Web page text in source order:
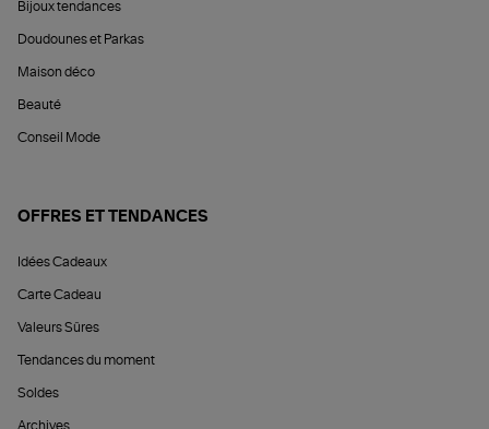
Bijoux tendances
Doudounes et Parkas
Maison déco
Beauté
Conseil Mode
OFFRES ET TENDANCES
Idées Cadeaux
Carte Cadeau
Valeurs Sûres
Tendances du moment
Soldes
Archives